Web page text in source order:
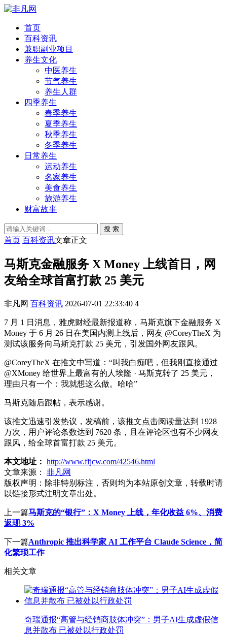
首页
百科资讯
兼职副业项目
养生文化
中医养生
节气养生
养生人群
四季养生
春季养生
夏季养生
秋季养生
冬季养生
日常养生
运动养生
名家养生
美食养生
旅游养生
财富故事
搜 索
首页 百科资讯文章正文
马斯克金融服务 X Money 上线首日，网
友给全球首富打款 25 美元
非凡网 百科资讯 2026-07-01 22:33:40 4
7 月 1 日消息，雅虎财经最新报道称，马斯克旗下金融服务 X
Money 于 6 月 26 日在美国内测上线后，网友 @CoreyTheX 为
测试该服务向马斯克打款 25 美元，引发国外网友跟风。
@CoreyTheX 在推文中写道：“叫我白痴吧，但我刚直接通过
@XMoney 给世界上最富有的人埃隆 · 马斯克转了 25 美元，
理由只有一个：我就想这么做。哈哈”
马斯克随后跟帖，表示感谢。
该推文迅速引发热议，发稿前，该推文点击阅读量达到 1928
万次，用户评论条数达到 7620 条，且在评论区也有不少网友
跟风，给全球首富打款 25 美元。
本文地址： http://www.ffjcw.com/42546.html
文章来源：
非凡网
版权声明： 除非特别标注，否则均为本站原创文章，转载时请
以链接形式注明文章出处。
上一篇马斯克的“银行”：X Money 上线，年化收益 6%、消费
返现 3%
下一篇Anthropic 推出科学家 AI 工作平台 Claude Science，简
化繁琐工作
相关文章
奇瑞通报“高管与经销商肢体冲突”：男子AI生成虚假信
息并散布 已被处以行政处罚